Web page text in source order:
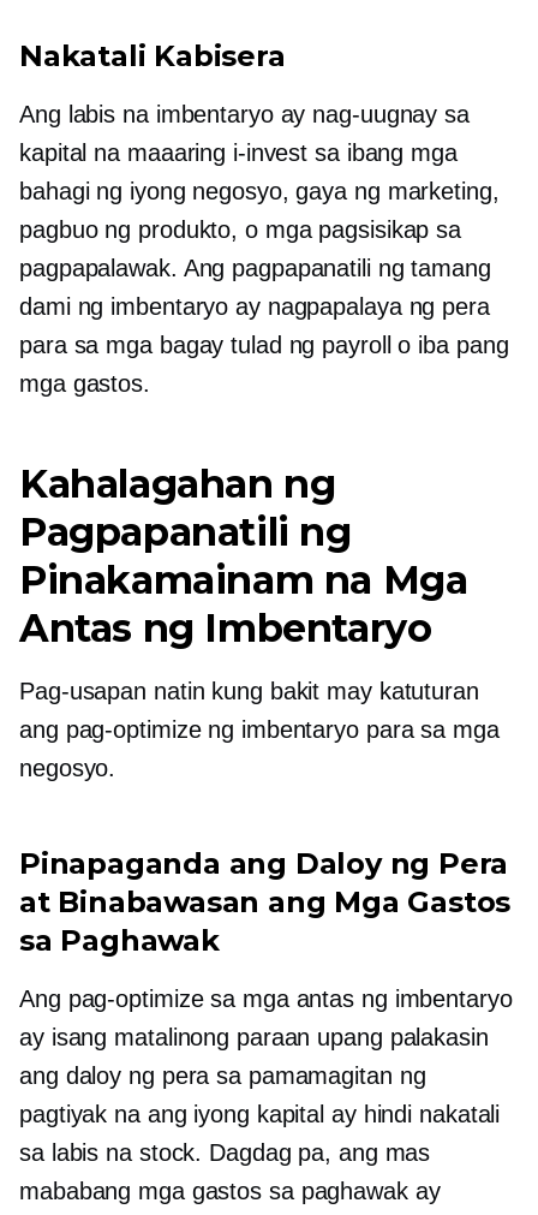
Nakatali Kabisera
Ang labis na imbentaryo ay nag-uugnay sa
kapital na maaaring i-invest sa ibang mga
bahagi ng iyong negosyo, gaya ng marketing,
pagbuo ng produkto, o mga pagsisikap sa
pagpapalawak. Ang pagpapanatili ng tamang
dami ng imbentaryo ay nagpapalaya ng pera
para sa mga bagay tulad ng payroll o iba pang
mga gastos.
Kahalagahan ng
Pagpapanatili ng
Pinakamainam na Mga
Antas ng Imbentaryo
Pag-usapan natin kung bakit may katuturan
ang pag-optimize ng imbentaryo para sa mga
negosyo.
Pinapaganda ang Daloy ng Pera
at Binabawasan ang Mga Gastos
sa Paghawak
Ang pag-optimize sa mga antas ng imbentaryo
ay isang matalinong paraan upang palakasin
ang daloy ng pera sa pamamagitan ng
pagtiyak na ang iyong kapital ay hindi nakatali
sa labis na stock. Dagdag pa, ang mas
mababang mga gastos sa paghawak ay